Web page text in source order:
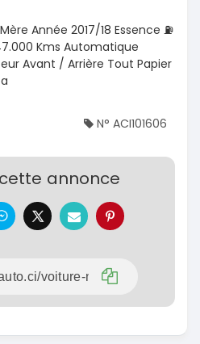
Année 2017/18 Essence ⛽️
Kms Automatique
Avant / Arrière Tout Papier
N° ACI101606
annonce